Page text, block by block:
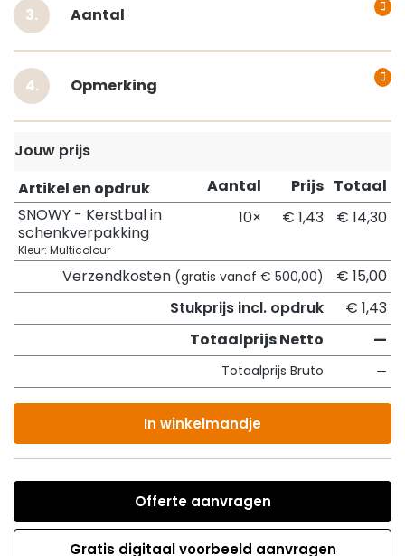
Aantal
Opmerking
Jouw prijs
Artikel en opdruk
Aantal Prijs Totaal
SNOWY - Kerstbal in
schenkverpakking
Kleur: Multicolour
10× € 1,43 € 14,30
Verzendkosten (gratis vanaf € 500,00)
€ 15,00
Stukprijs incl. opdruk
€ 1,43
Totaalprijs Netto
—
Totaalprijs Bruto —
In winkelmandje
Offerte aanvragen
Gratis digitaal voorbeeld aanvragen